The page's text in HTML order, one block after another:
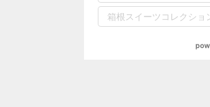
箱根スイーツコレクショ